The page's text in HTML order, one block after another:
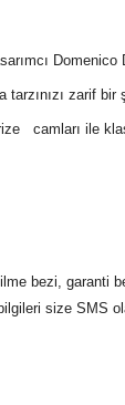
tarzınızı zarif
camları ile
bezi,
size SMS